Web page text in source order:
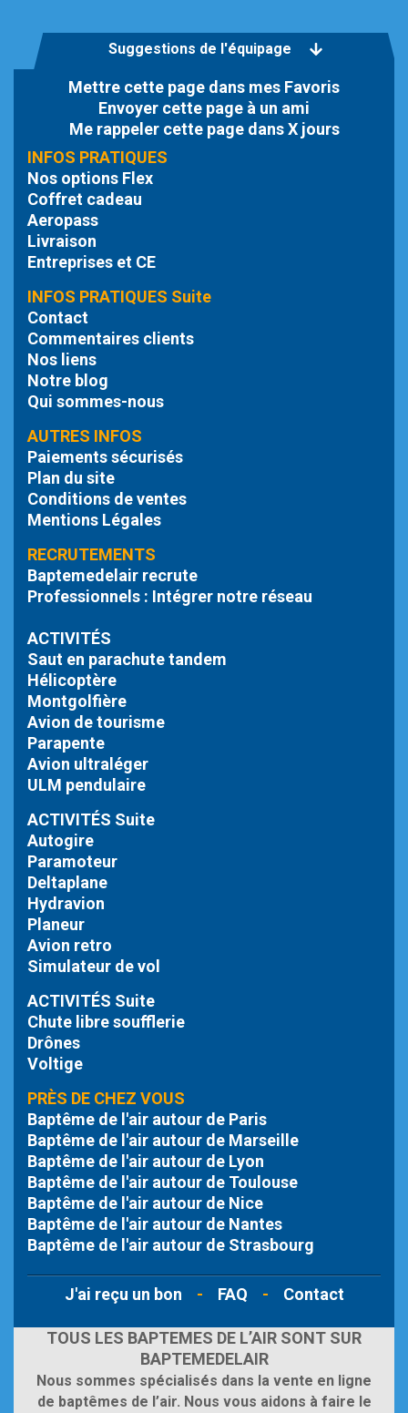
Suggestions de l'équipage
Mettre cette page dans mes Favoris
Envoyer cette page à un ami
Me rappeler cette page dans X jours
INFOS PRATIQUES
Nos options Flex
Coffret cadeau
Aeropass
Livraison
Entreprises et CE
INFOS PRATIQUES Suite
Contact
Commentaires clients
Nos liens
Notre blog
Qui sommes-nous
AUTRES INFOS
Paiements sécurisés
Plan du site
Conditions de ventes
Mentions Légales
RECRUTEMENTS
Baptemedelair recrute
Professionnels : Intégrer notre réseau
ACTIVITÉS
Saut en parachute tandem
Hélicoptère
Montgolfière
Avion de tourisme
Parapente
Avion ultraléger
ULM pendulaire
ACTIVITÉS Suite
Autogire
Paramoteur
Deltaplane
Hydravion
Planeur
Avion retro
Simulateur de vol
ACTIVITÉS Suite
Chute libresoufflerie
Drônes
Voltige
PRÈS DE CHEZ VOUS
Baptême de l'air autour de Paris
Baptême de l'air autour de Marseille
Baptême de l'air autour de Lyon
Baptême de l'air autour de Toulouse
Baptême de l'air autour de Nice
Baptême de l'air autour de Nantes
Baptême de l'air autour de Strasbourg
J'ai reçu un bon - FAQ - Contact
TOUS LES BAPTEMES DE L’AIR SONT SUR
BAPTEMEDELAIR
Nous sommes spécialisés dans la vente en ligne
de baptêmes de l’air. Nous vous aidons à faire le